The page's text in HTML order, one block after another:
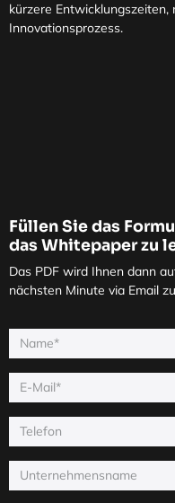
kürzere
Innovationsprozess.
Füllen Sie das
das Whitepaper zu
Das PDF wird Ihnen dann
nächsten Minute via Email